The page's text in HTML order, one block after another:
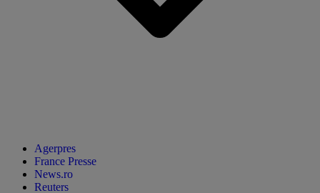
Agerpres
France Presse
News.ro
Reuters